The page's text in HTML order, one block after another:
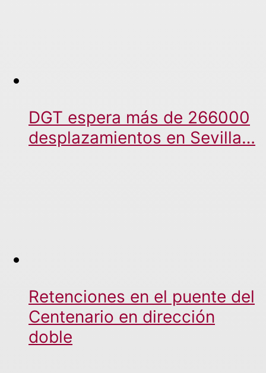
DGT espera más de 266000
desplazamientos en Sevilla…
Retenciones en el puente del
Centenario en dirección
doble